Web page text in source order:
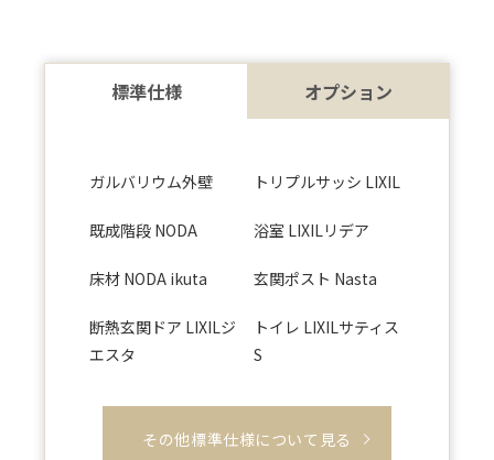
標準仕様 オプション
ガルバリウム外壁 トリプルサッシ LIXIL
既成階段 NODA 浴室 LIXILリデア
床材 NODA ikuta 玄関ポスト Nasta
断熱玄関ドア LIXILジ
エスタ
トイレ LIXILサティス
S
その他標準仕様について見る